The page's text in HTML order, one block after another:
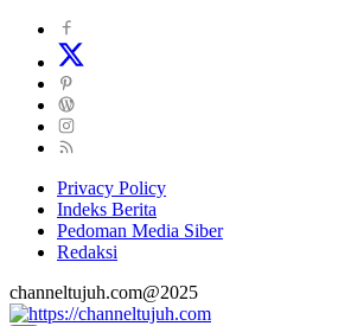
Privacy Policy
Indeks Berita
Pedoman Media Siber
Redaksi
channeltujuh.com@2025